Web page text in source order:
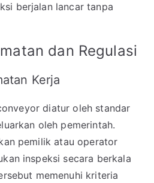
berjalan lancar tanpa
dan Regulasi
Kerja
diatur oleh standar
oleh pemerintah.
pemilik atau operator
inspeksi secara berkala
memenuhi kriteria